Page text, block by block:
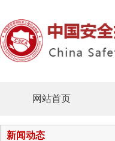
网站首页
新闻动态